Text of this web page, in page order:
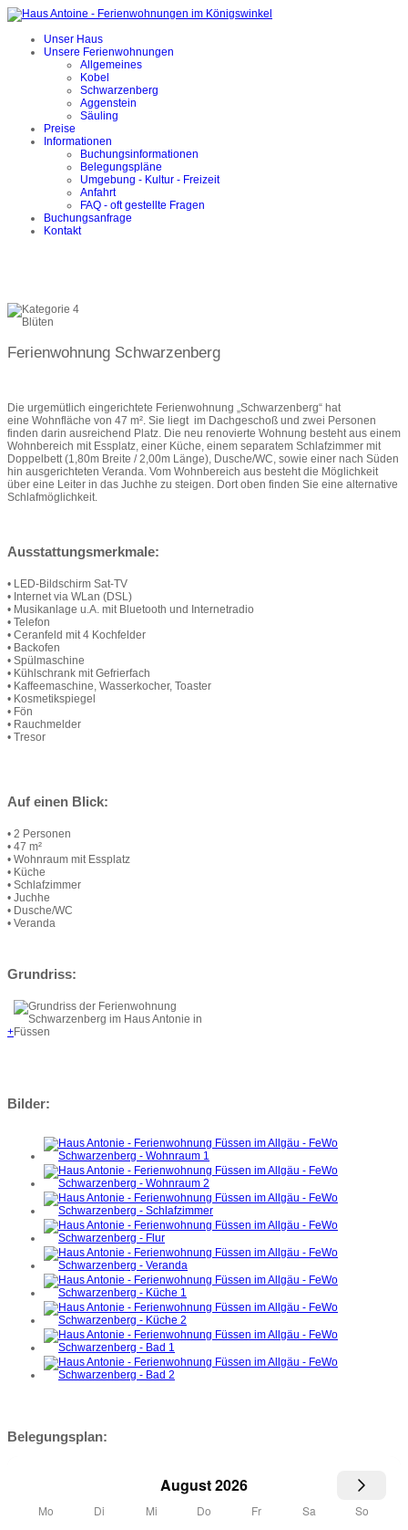
Unser Haus
Unsere Ferienwohnungen
Allgemeines
Kobel
Schwarzenberg
Aggenstein
Säuling
Preise
Informationen
Buchungsinformationen
Belegungspläne
Umgebung - Kultur - Freizeit
Anfahrt
FAQ - oft gestellte Fragen
Buchungsanfrage
Kontakt
Ferienwohnung Schwarzenberg
Die urgemütlich eingerichtete Ferienwohnung „Schwarzenberg“ hat
eine Wohnfläche von 47 m². Sie liegt im Dachgeschoß und zwei Personen
finden darin ausreichend Platz. Die neu renovierte Wohnung besteht aus einem
Wohnbereich mit Essplatz, einer Küche, einem separatem Schlafzimmer mit
Doppelbett (1,80m Breite / 2,00m Länge), Dusche/WC, sowie einer nach Süden
hin ausgerichteten Veranda. Vom Wohnbereich aus besteht die Möglichkeit
über eine Leiter in das Juchhe zu steigen. Dort oben finden Sie eine alternative
Schlafmöglichkeit.
Ausstattungsmerkmale:
• LED-Bildschirm Sat-TV
• Internet via WLan (DSL)
• Musikanlage u.A. mit Bluetooth und Internetradio
• Telefon
• Ceranfeld mit 4 Kochfelder
• Backofen
• Spülmaschine
• Kühlschrank mit Gefrierfach
• Kaffeemaschine, Wasserkocher, Toaster
• Kosmetikspiegel
• Fön
• Rauchmelder
• Tresor
Auf einen Blick:
• 2 Personen
• 47 m²
• Wohnraum mit Essplatz
• Küche
• Schlafzimmer
• Juchhe
• Dusche/WC
• Veranda
Grundriss:
+
Bilder:
Belegungsplan: